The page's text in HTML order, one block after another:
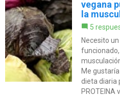
vegana
la
5
Necesito
Me
dieta diaria
PROTEINA